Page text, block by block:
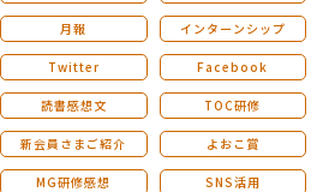
月報 インターンシップ
Twitter Facebook
読書感想文 TOC研修
新会員さまご紹介 よおこ賞
MG研修感想 SNS活用